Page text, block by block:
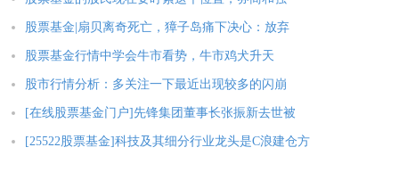
股票基金|扇贝离奇死亡，獐子岛痛下决心：放弃
股票基金行情中学会牛市看势，牛市鸡犬升天
股市行情分析：多关注一下最近出现较多的闪崩
[在线股票基金门户]先锋集团董事长张振新去世被
[25522股票基金]科技及其细分行业龙头是C浪建仓方